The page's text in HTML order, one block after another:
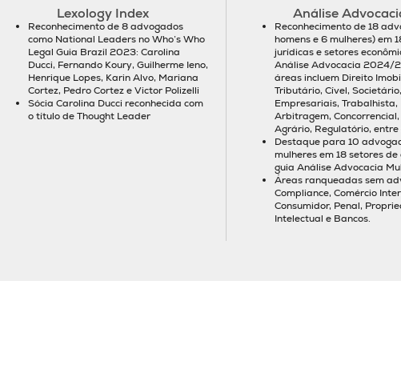
Lexology Index
Reconhecimento de 8 advogados
como National Leaders no Who’s Who
Legal Guia Brazil 2023: Carolina
Ducci, Fernando Koury, Guilherme Ieno,
Henrique Lopes, Karin Alvo, Mariana
Cortez, Pedro Cortez e Victor Polizelli
Sócia Carolina Ducci reconhecida com
o título de Thought Leader
Análise
Reconhecimento de 18
homens e 6 mulheres) em
jurídicas e setores
Análise Advocacia 2024/
áreas incluem Direito
Tributário, Cível,
Empresariais, Trabalhista,
Arbitragem,
Agrário, Regulatório, entre
Destaque para 10
mulheres em 18 setores
guia Análise Advocacia
Áreas ranqueadas sem
Compliance, Comércio
Consumidor, Penal,
Intelectual e Bancos.